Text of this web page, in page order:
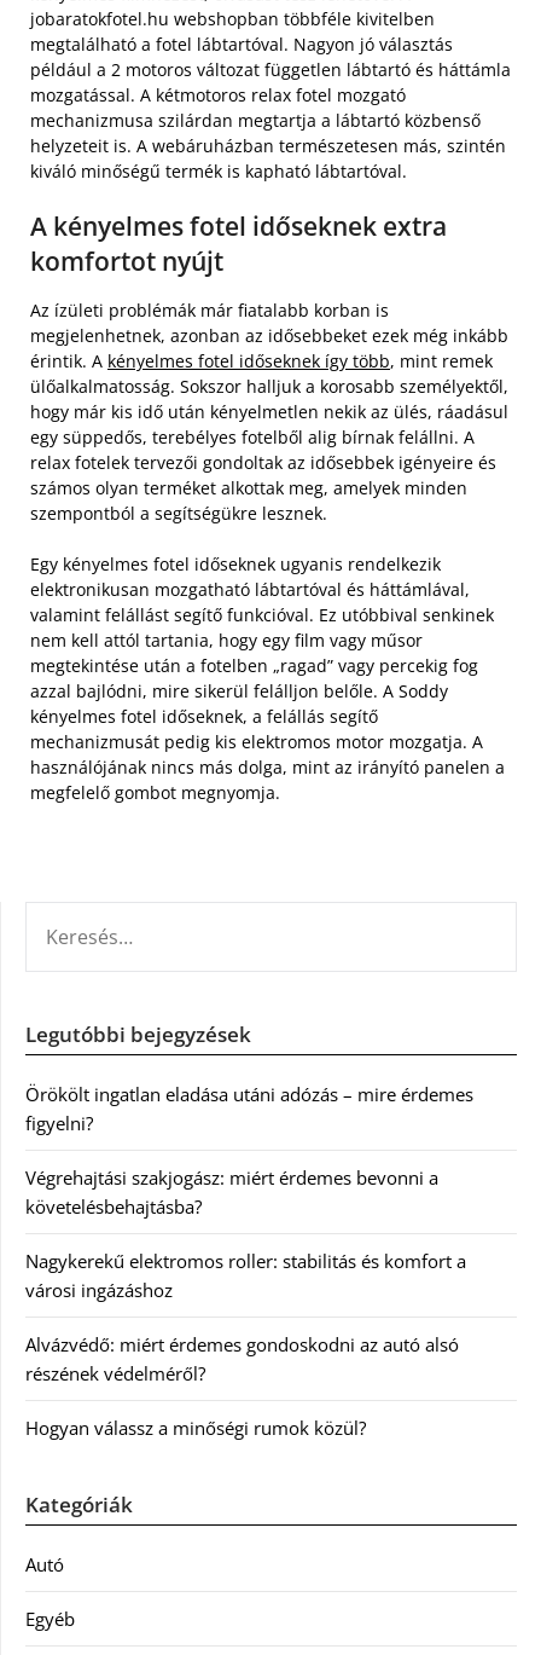
jobaratokfotel.hu webshopban többféle kivitelben
megtalálható a fotel lábtartóval. Nagyon jó választás
például a 2 motoros változat független lábtartó és háttámla
mozgatással. A kétmotoros relax fotel mozgató
mechanizmusa szilárdan megtartja a lábtartó közbenső
helyzeteit is. A webáruházban természetesen más, szintén
kiváló minőségű termék is kapható lábtartóval.
A kényelmes fotel időseknek extra
komfortot nyújt
Az ízületi problémák már fiatalabb korban is
megjelenhetnek, azonban az idősebbeket ezek még inkább
érintik. A kényelmes fotel időseknek így több, mint remek
ülőalkalmatosság. Sokszor halljuk a korosabb személyektől,
hogy már kis idő után kényelmetlen nekik az ülés, ráadásul
egy süppedős, terebélyes fotelből alig bírnak felállni. A
relax fotelek tervezői gondoltak az idősebbek igényeire és
számos olyan terméket alkottak meg, amelyek minden
szempontból a segítségükre lesznek.
Egy kényelmes fotel időseknek ugyanis rendelkezik
elektronikusan mozgatható lábtartóval és háttámlával,
valamint felállást segítő funkcióval. Ez utóbbival senkinek
nem kell attól tartania, hogy egy film vagy műsor
megtekintése után a fotelben „ragad” vagy percekig fog
azzal bajlódni, mire sikerül felálljon belőle. A Soddy
kényelmes fotel időseknek, a felállás segítő
mechanizmusát pedig kis elektromos motor mozgatja. A
használójának nincs más dolga, mint az irányító panelen a
megfelelő gombot megnyomja.
Legutóbbi bejegyzések
Örökölt ingatlan eladása utáni adózás – mire érdemes
figyelni?
Végrehajtási szakjogász: miért érdemes bevonni a
követelésbehajtásba?
Nagykerekű elektromos roller: stabilitás és komfort a
városi ingázáshoz
Alvázvédő: miért érdemes gondoskodni az autó alsó
részének védelméről?
Hogyan válassz a minőségi rumok közül?
Kategóriák
Autó
Egyéb